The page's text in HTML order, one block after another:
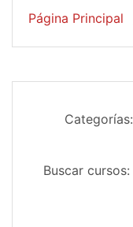
Página Principal
Categorías:
Buscar cursos: